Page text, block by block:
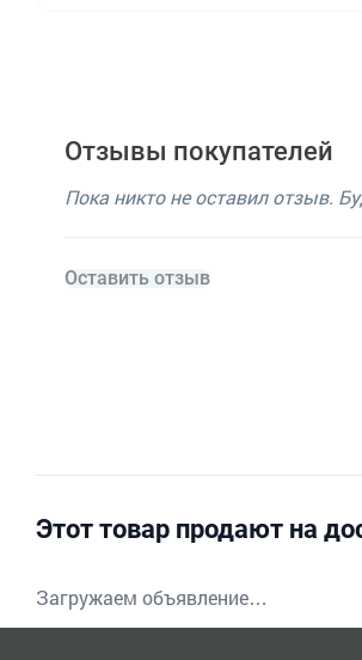
Отзывы покупателей
Пока никто не оставил отзыв.
Оставить отзыв
Этот товар продают на
Загружаем объявление…